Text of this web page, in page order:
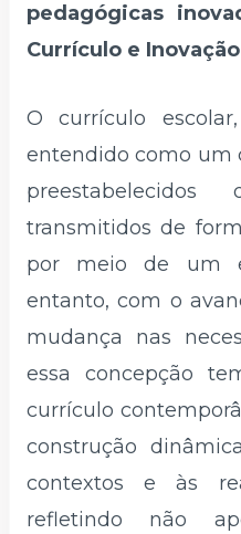
pedagógicas
Currículo e
O currículo
entendido como um
transmitidos de
por meio de um
entanto, com o
mudança nas
essa concepção
currículo
construção
contextos e às
refletindo não